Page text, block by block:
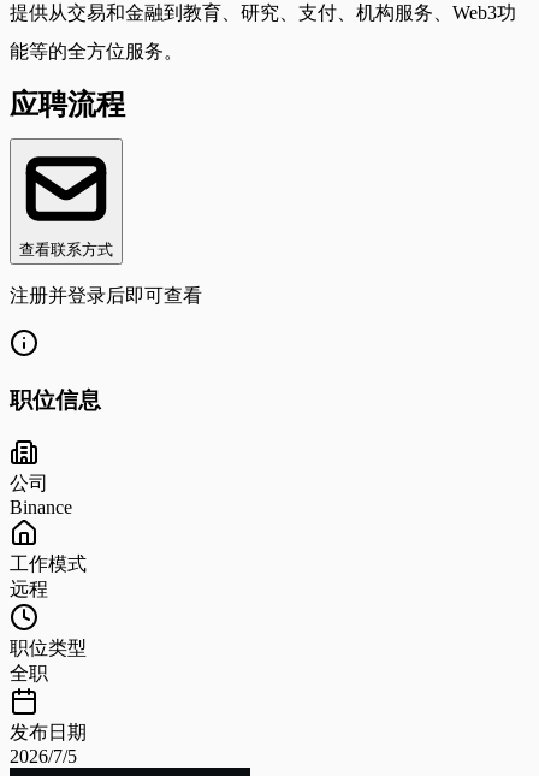
提供从交易和金融到教育、研究、支付、机构服务、Web3功
能等的全方位服务。
应聘流程
查看联系方式
注册并登录后即可查看
职位信息
公司
Binance
工作模式
远程
职位类型
全职
发布日期
2026/7/5